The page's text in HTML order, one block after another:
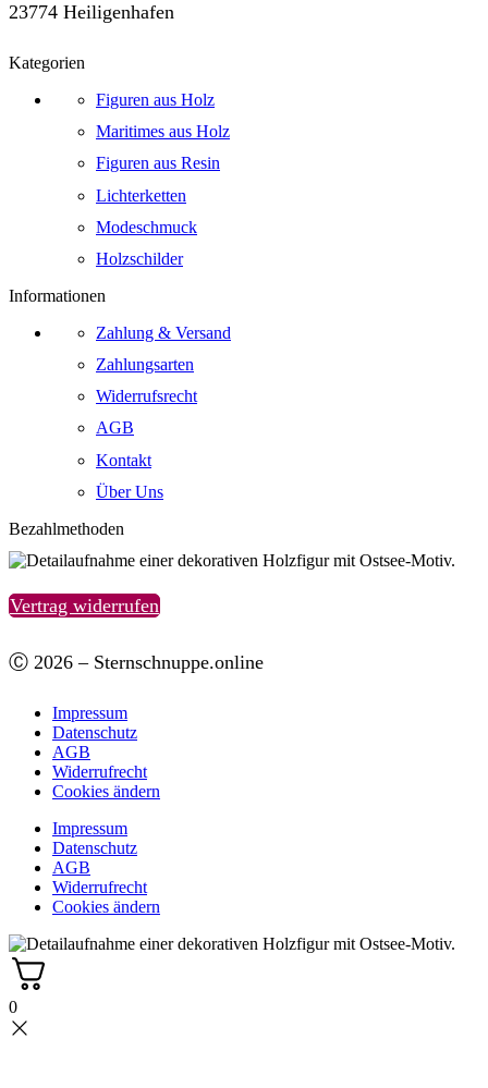
23774 Heiligenhafen
Kategorien
Figuren aus Holz
Maritimes aus Holz
Figuren aus Resin
Lichterketten
Modeschmuck
Holzschilder
Informationen
Zahlung & Versand
Zahlungsarten
Widerrufsrecht
AGB
Kontakt
Über Uns
Bezahlmethoden
Vertrag widerrufen
Ⓒ 2026 – Sternschnuppe.online
Impressum
Datenschutz
AGB
Widerrufrecht
Cookies ändern
Impressum
Datenschutz
AGB
Widerrufrecht
Cookies ändern
0